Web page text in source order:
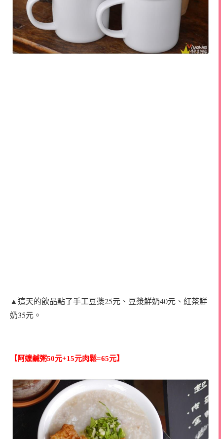
▲這天的飲品點了手工豆漿25元、豆漿鮮奶40元、紅茶鮮
奶35元。
【阿嬤鹹粥50元+15元肉鬆=65元】